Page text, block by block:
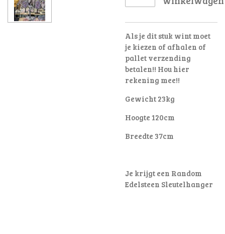
Als je dit stuk wint moet
je kiezen of afhalen of
pallet verzending
betalen!! Hou hier
rekening mee!!
Gewicht 23kg
Hoogte 120cm
Breedte 37cm
Je krijgt een Random
Edelsteen Sleutelhanger